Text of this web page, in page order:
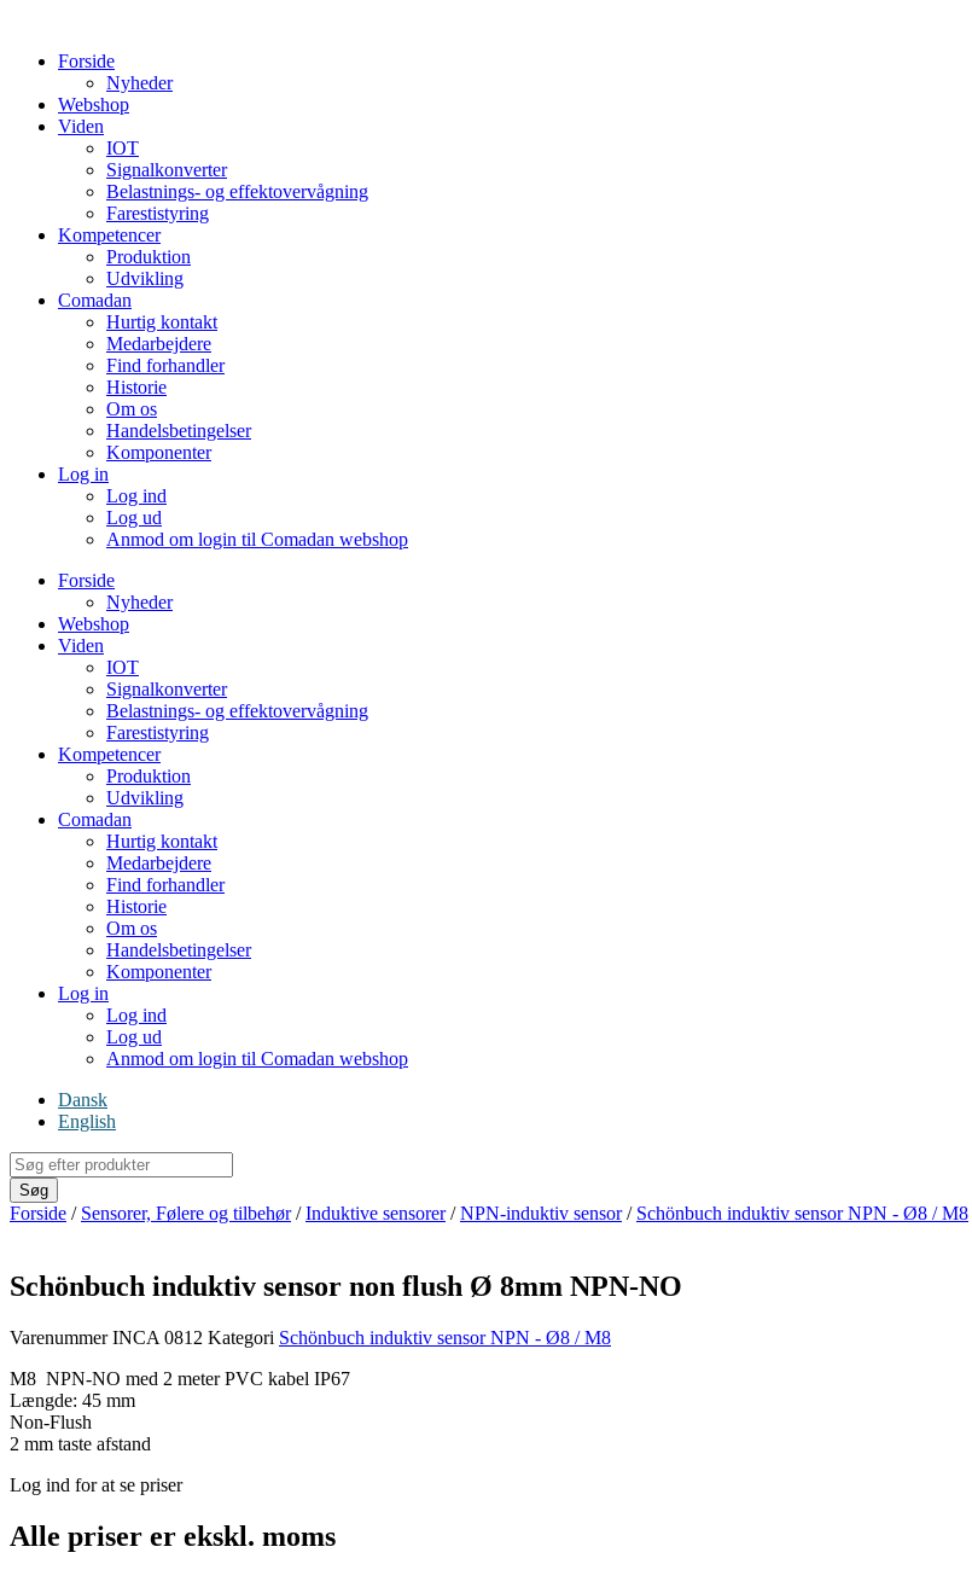
indholdForside
Nyheder
Webshop
Viden
IOT
Signalkonverter
Belastnings- og effektovervågning
Farestistyring
Kompetencer
Produktion
Udvikling
Comadan
Hurtig kontakt
Medarbejdere
Find forhandler
Historie
Om os
Handelsbetingelser
Komponenter
Log in
Log ind
Log ud
Anmod om login til Comadan webshop
Forside
Nyheder
Webshop
Viden
IOT
Signalkonverter
Belastnings- og effektovervågning
Farestistyring
Kompetencer
Produktion
Udvikling
Comadan
Hurtig kontakt
Medarbejdere
Find forhandler
Historie
Om os
Handelsbetingelser
Komponenter
Log in
Log ind
Log ud
Anmod om login til Comadan webshop
Dansk
English
Products
search
Søg
Forside / Sensorer, Følere og tilbehør/Induktive sensorer/NPN-induktiv sensor/ Schönbuch induktiv sensor NPN - Ø8 / M8
Schönbuch induktiv sensor non flush Ø 8mm NPN-NO
VarenummerINCA 0812 Kategori Schönbuch induktiv sensor NPN - Ø8 / M8
M8 NPN-NO med 2 meter PVC kabel IP67
Længde: 45 mm
Non-Flush
2 mm taste afstand
Log ind for at se priser
Alle priser er ekskl. moms